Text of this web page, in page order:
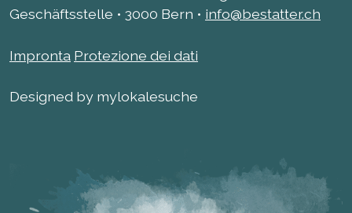
Geschäftsstelle • 3000 Bern • info@bestatter.ch
Impronta Protezione dei dati
Designed by mylokalesuche